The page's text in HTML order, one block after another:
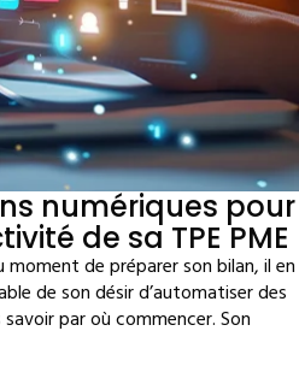
numériques pour
de sa TPE PME
moment de préparer son bilan, il en
de son désir d’automatiser des
par où commencer. Son